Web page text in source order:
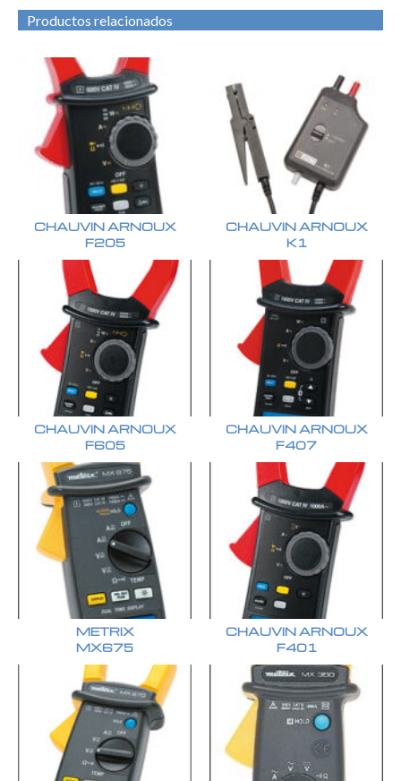
Productos relacionados
CHAUVIN ARNOUX
F205
CHAUVIN ARNOUX
K1
CHAUVIN ARNOUX
F605
CHAUVIN ARNOUX
F407
METRIX
MX675
CHAUVIN ARNOUX
F401